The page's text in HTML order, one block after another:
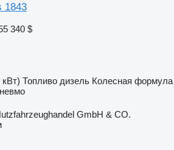
1843
340 $
Топливо дизель Колесная формула
GmbH & CO.